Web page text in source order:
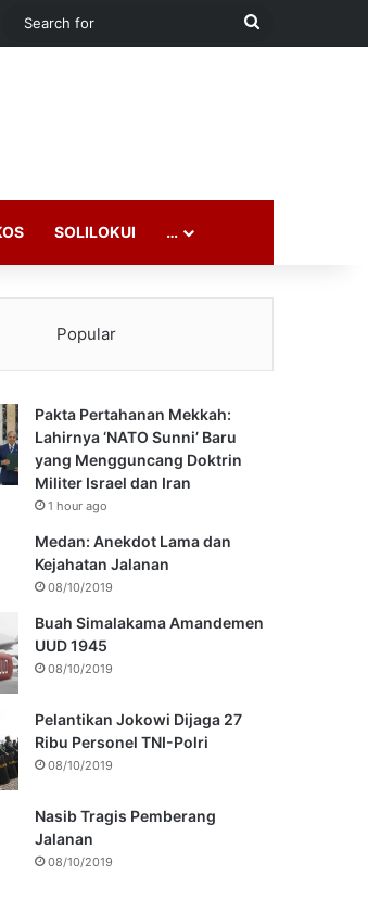
In
Search
SOLILOKUI …
Popular
Pakta Pertahanan Mekkah:
Lahirnya ‘NATO Sunni’ Baru
yang Mengguncang Doktrin
Militer Israel dan Iran
1 hour ago
Medan: Anekdot Lama dan
Kejahatan Jalanan
08/10/2019
Buah Simalakama Amandemen
UUD 1945
08/10/2019
Pelantikan Jokowi Dijaga 27
Ribu Personel TNI-Polri
08/10/2019
Nasib Tragis Pemberang
Jalanan
08/10/2019